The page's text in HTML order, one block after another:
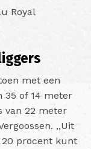
Royal
met een
35 of 14 meter
van 22 meter
,,Uit
procent kunt